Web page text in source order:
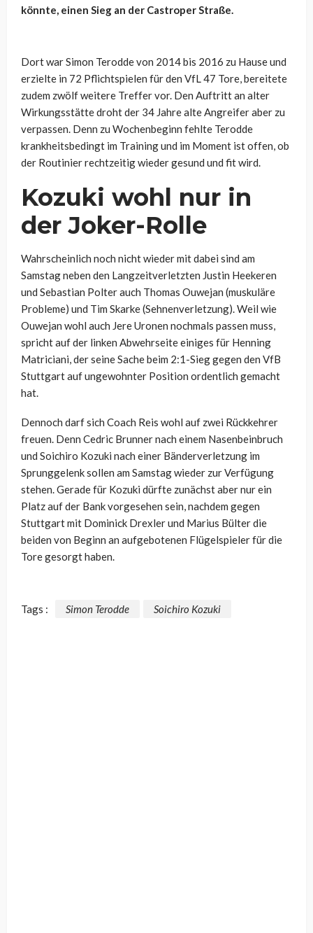
könnte, einen Sieg an der Castroper Straße.
Dort war Simon Terodde von 2014 bis 2016 zu Hause und
erzielte in 72 Pflichtspielen für den VfL 47 Tore, bereitete
zudem zwölf weitere Treffer vor. Den Auftritt an alter
Wirkungsstätte droht der 34 Jahre alte Angreifer aber zu
verpassen. Denn zu Wochenbeginn fehlte Terodde
krankheitsbedingt im Training und im Moment ist offen, ob
der Routinier rechtzeitig wieder gesund und fit wird.
Kozuki wohl nur in
der Joker-Rolle
Wahrscheinlich noch nicht wieder mit dabei sind am
Samstag neben den Langzeitverletzten Justin Heekeren
und Sebastian Polter auch Thomas Ouwejan (muskuläre
Probleme) und Tim Skarke (Sehnenverletzung). Weil wie
Ouwejan wohl auch Jere Uronen nochmals passen muss,
spricht auf der linken Abwehrseite einiges für Henning
Matriciani, der seine Sache beim 2:1-Sieg gegen den VfB
Stuttgart auf ungewohnter Position ordentlich gemacht
hat.
Dennoch darf sich Coach Reis wohl auf zwei Rückkehrer
freuen. Denn Cedric Brunner nach einem Nasenbeinbruch
und Soichiro Kozuki nach einer Bänderverletzung im
Sprunggelenk sollen am Samstag wieder zur Verfügung
stehen. Gerade für Kozuki dürfte zunächst aber nur ein
Platz auf der Bank vorgesehen sein, nachdem gegen
Stuttgart mit Dominick Drexler und Marius Bülter die
beiden von Beginn an aufgebotenen Flügelspieler für die
Tore gesorgt haben.
Tags : Simon Terodde Soichiro Kozuki